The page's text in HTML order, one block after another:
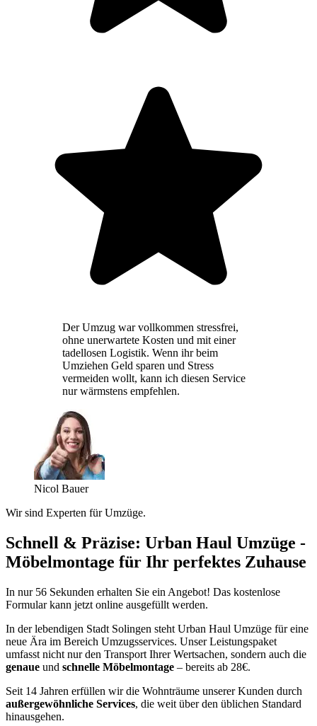
Der Umzug war vollkommen stressfrei,
ohne unerwartete Kosten und mit einer
tadellosen Logistik. Wenn ihr beim
Umziehen Geld sparen und Stress
vermeiden wollt, kann ich diesen Service
nur wärmstens empfehlen.
Nicol Bauer
Wir sind Experten für Umzüge.
Schnell & Präzise: Urban Haul Umzüge -
Möbelmontage für Ihr perfektes Zuhause
In nur 56 Sekunden erhalten Sie ein Angebot! Das kostenlose
Formular kann jetzt online ausgefüllt werden.
In der lebendigen Stadt Solingen steht Urban Haul Umzüge für eine
neue Ära im Bereich Umzugsservices. Unser Leistungspaket
umfasst nicht nur den Transport Ihrer Wertsachen, sondern auch die
genaue und schnelle Möbelmontage – bereits ab 28€.
Seit 14 Jahren erfüllen wir die Wohnträume unserer Kunden durch
außergewöhnliche Services, die weit über den üblichen Standard
hinausgehen.